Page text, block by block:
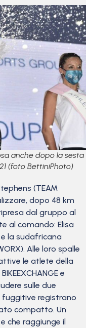
anche dopo la sesta
(foto BettiniPhoto)
(TEAM
dopo 48 km
dal gruppo al
al comando: Elisa
e la sudafricana
Alle loro spalle
le atlete della
e
sulle due
registrano
compatto. Un
che raggiunge il